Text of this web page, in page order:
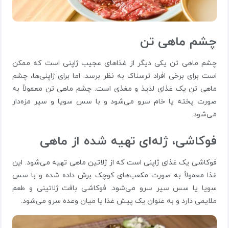
چشم ماهی تن
چشم ماهی تن یکی دیگر از غذاهای عجیب ژاپنی است که ممکن
است برای برخی افراد ترسناک به نظر برسد. اما برای ژاپنی‌ها، چشم
ماهی تن یک غذای لذیذ و مغذی است. چشم ماهی تن معمولاً به
صورت پخته یا خام سرو می‌شود و با سس سویا و سیر مزه‌دار
می‌شود.
فوکاشی، ژله‌ای تهیه شده از ماهی
فوکاشی یک غذای ژاپنی است که از ژلاتین ماهی تهیه می‌شود. این
غذا معمولاً به صورت مکعب‌های کوچک برش داده شده و با سس
سویا یا سس سیر سرو می‌شود. فوکاشی بافت ژلاتینی و طعم
ملایمی دارد و به عنوان یک پیش غذا یا میان وعده سرو می‌شود.